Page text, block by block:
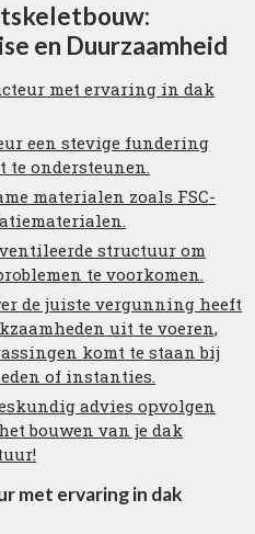
en Duurzaamheid
met ervaring in dak
een stevige fundering
te ondersteunen.
materialen zoals FSC-
structuur om
te voorkomen.
de juiste vergunning heeft
uit te voeren,
komt te staan bij
of instanties.
advies opvolgen
bouwen van je dak
met ervaring in dak